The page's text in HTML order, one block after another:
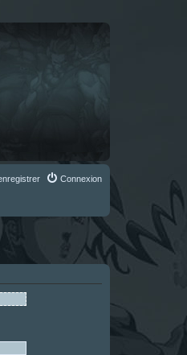
Connexion